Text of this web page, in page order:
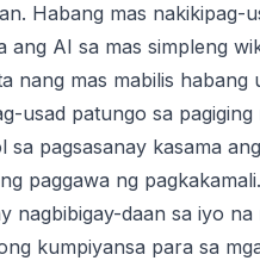
Habang mas nakikipag-
ang AI sa mas simpleng
nang mas mabilis
usad patungo sa
pagsasanay kasama
paggawa ng
nagbibigay-daan sa iyo
kumpiyansa para sa